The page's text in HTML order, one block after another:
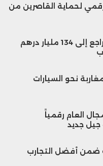
لحماية القاصرين من
عجز السيولة البنكية بالمغرب يتراجع إلى 134 مليار درهم
نحو السيارات
العام رقمياً
جديد
ضمن أفضل التجارب